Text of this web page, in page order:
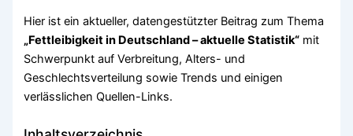
Hier ist ein aktueller, datengestützter Beitrag zum Thema
„Fettleibigkeit in Deutschland – aktuelle Statistik“ mit
Schwerpunkt auf Verbreitung, Alters- und
Geschlechtsverteilung sowie Trends und einigen
verlässlichen Quellen-Links.